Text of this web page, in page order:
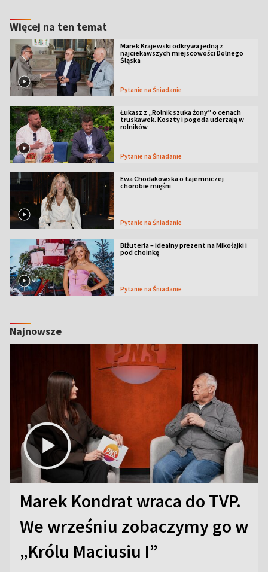
Więcej na ten temat
Marek Krajewski odkrywa jedną z
najciekawszych miejscowości Dolnego
Śląska
Pytanie na Śniadanie
Łukasz z „Rolnik szuka żony” o cenach
truskawek. Koszty i pogoda uderzają w
rolników
Pytanie na Śniadanie
Ewa Chodakowska o tajemniczej
chorobie mięśni
Pytanie na Śniadanie
Biżuteria – idealny prezent na Mikołajki i
pod choinkę
Pytanie na Śniadanie
Najnowsze
Marek Kondrat wraca do TVP.
We wrześniu zobaczymy go w
„Królu Maciusiu I”